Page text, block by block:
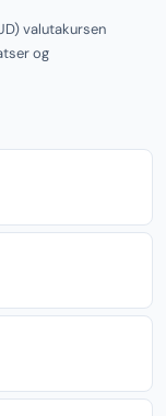
valutakursen
og